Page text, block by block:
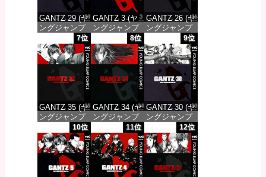
GANTZ 29 (ヤ
ングジャンプ
コミックス
DIGITAL)
価格：¥647
GANTZ 3 (ヤ
ングジャンプ
コミックス
DIGITAL)
価格：¥617
GANTZ 26 (ヤ
ングジャンプ
コミックス
DIGITAL)
価格：¥647
7位
GANTZ 35 (ヤ
ングジャンプ
コミックス
DIGITAL)
価格：¥647
8位
GANTZ 34 (ヤ
ングジャンプ
コミックス
DIGITAL)
価格：¥647
9位
GANTZ 30 (ヤ
ングジャンプ
コミックス
DIGITAL)
価格：¥647
10位 11位 12位